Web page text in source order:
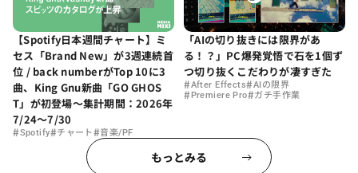
【Spotify日本週間チャート】ミ
セス「Brand New」が3週連続首
位 / back numberがTop 10に3
曲、King Gnu新曲「GO GHOS
T」が初登場〜集計期間：2026年
7/24〜7/30
#Spotify#チャート#音楽/PF
「AIの切り抜きには限界があ
る！？」PC爆発覚悟で石を1個ず
つ切り抜くこだわりが凄すぎた
#After Effects#AIの限界
# Premiere Pro#ガチ手作業
もっとみる